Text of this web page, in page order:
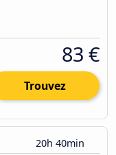
83 €
Trouvez
20h 40min